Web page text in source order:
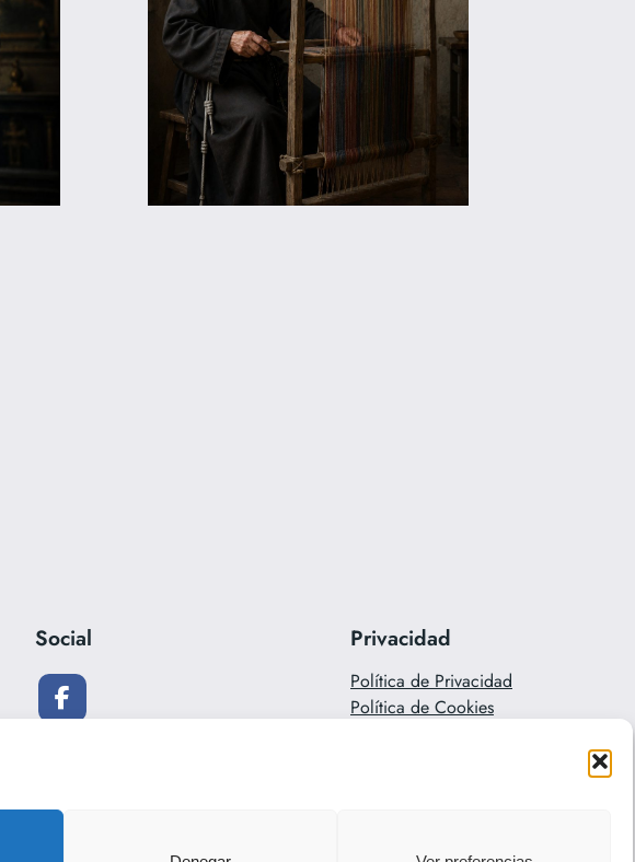
Social Privacidad
Política de Privacidad
Política de Cookies